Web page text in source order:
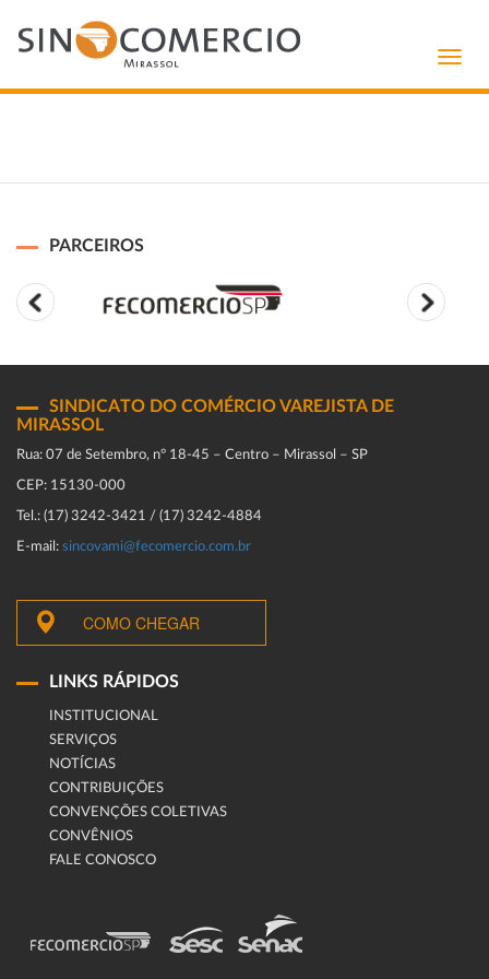
PARCEIROS
SINDICATO DO COMÉRCIO VAREJISTA DE
MIRASSOL
Rua: 07 de Setembro, n° 18-45 – Centro – Mirassol – SP
CEP: 15130-000
Tel.: (17) 3242-3421 / (17) 3242-4884
E-mail: sincovami@fecomercio.com.br
COMO CHEGAR
LINKS RÁPIDOS
INSTITUCIONAL
SERVIÇOS
NOTÍCIAS
CONTRIBUIÇÕES
CONVENÇÕES COLETIVAS
CONVÊNIOS
FALE CONOSCO